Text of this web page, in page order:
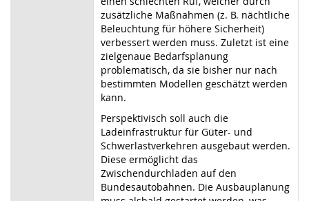
zusätzliche Maßnahmen (z. B. nächtliche
Beleuchtung für höhere Sicherheit)
verbessert werden muss. Zuletzt ist eine
zielgenaue Bedarfsplanung
problematisch, da sie bisher nur nach
bestimmten Modellen geschätzt werden
kann.
Perspektivisch soll auch die
Ladeinfrastruktur für Güter- und
Schwerlastverkehren ausgebaut werden.
Diese ermöglicht das
Zwischendurchladen auf den
Bundesautobahnen. Die Ausbauplanung